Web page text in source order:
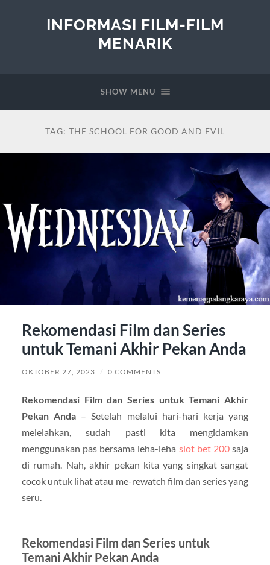
INFORMASI FILM-FILM
MENARIK
SHOW MENU
TAG: THE SCHOOL FOR GOOD AND EVIL
Rekomendasi Film dan Series
untuk Temani Akhir Pekan Anda
OKTOBER 27, 2023 / 0 COMMENTS
Rekomendasi Film dan Series untuk Temani Akhir
Pekan Anda – Setelah melalui hari-hari kerja yang
melelahkan, sudah pasti kita mengidamkan
menggunakan pas bersama leha-leha slot bet 200 saja
di rumah. Nah, akhir pekan kita yang singkat sangat
cocok untuk lihat atau me-rewatch film dan series yang
seru.
Rekomendasi Film dan Series untuk
Temani Akhir Pekan Anda